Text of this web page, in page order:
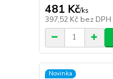
481 Kč/ks
397,52 Kč bez DPH
Novinka